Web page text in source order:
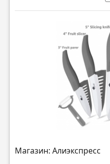
Магазин: Алиэкспресс